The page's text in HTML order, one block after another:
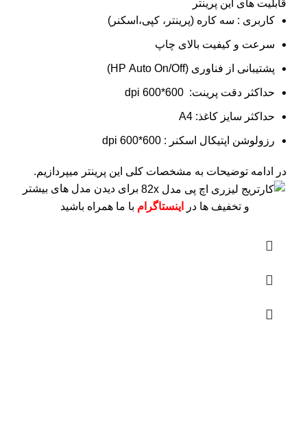
قابلیت های این پرینتر
کاربری : سه کاره (پرینتر، کپی،اسکنر)
سرعت و کیفیت بالای چاپ
پشتیبانی از فناوری (HP Auto On/Off)
حداکثر دقت پرینت: 600*600 dpi
حداکثر سایز کاغذ: A4
رزولوشن اپتیکال اسکنر : 600*600 dpi
در ادامه توضیحات به مشخصات کلی این پرینتر میپردازیم.
برای دیدن مدل های بیشتر
و تخفیف ها در
اینستاگرام با ما همراه باشید